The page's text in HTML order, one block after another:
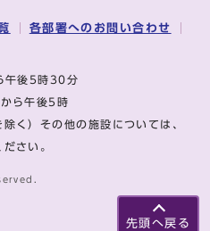
先頭へ戻る
各部署へのお問い合わせ
午後5時30分
から午後5時
く）その他の施設については、
さい。